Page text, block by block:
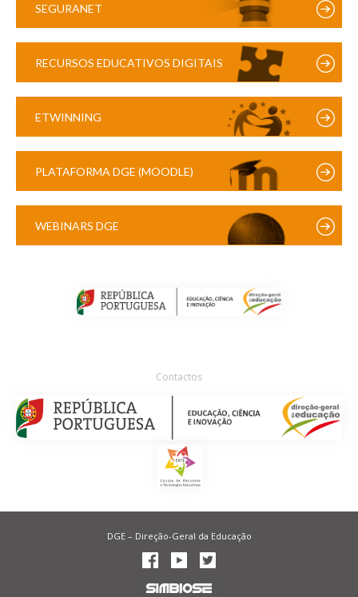
SEGURANET
RECURSOS EDUCATIVOS DIGITAIS
ETWINNING
PLATAFORMA DGE (MOODLE)
WEBINARS DGE
Contactos
DGE – Direção-Geral da Educação